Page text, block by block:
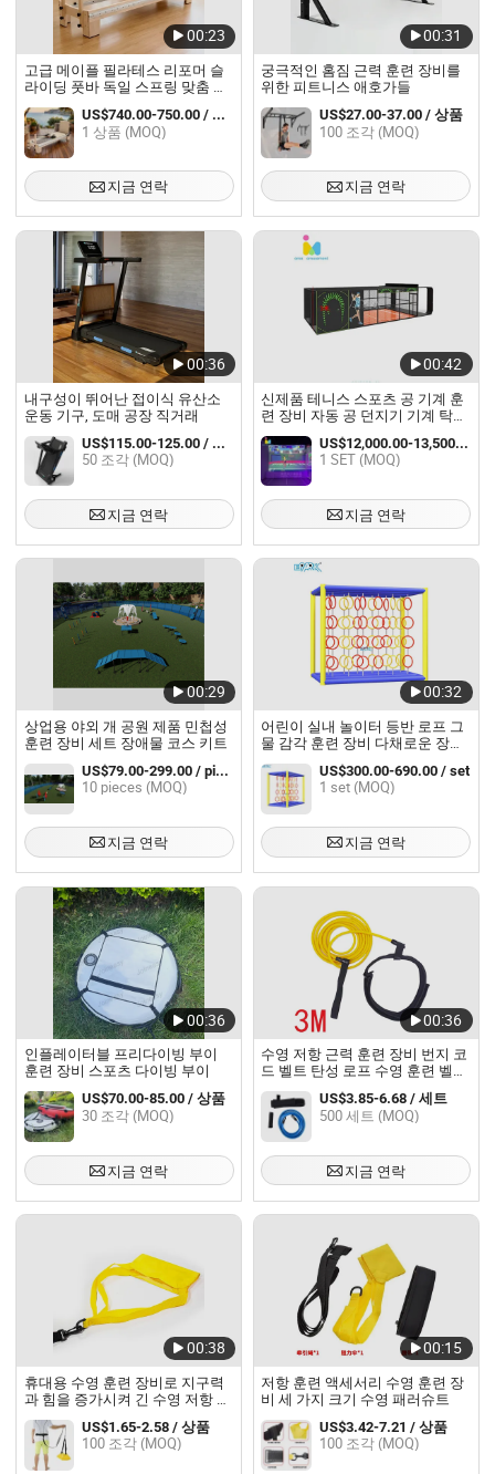
00:23
고급 메이플 필라테스 리포머 슬
라이딩 풋바 독일 스프링 맞춤 가
죽 색상 내구성 훈련 장비 공장 직
송
US$740.00-750.00 / 상품
1 상품 (MOQ)
지금 연락
00:31
궁극적인 홈짐 근력 훈련 장비를
위한 피트니스 애호가들
US$27.00-37.00 / 상품
100 조각 (MOQ)
지금 연락
00:36
내구성이 뛰어난 접이식 유산소
운동 기구, 도매 공장 직거래
US$115.00-125.00 / 상품
50 조각 (MOQ)
지금 연락
00:42
신제품 테니스 스포츠 공 기계 훈
련 장비 자동 공 던지기 기계 탁구
라켓 게임 센터
US$12,000.00-13,500.00 / SET
1 SET (MOQ)
지금 연락
00:29
상업용 야외 개 공원 제품 민첩성
훈련 장비 세트 장애물 코스 키트
US$79.00-299.00 / pieces
10 pieces (MOQ)
지금 연락
00:32
어린이 실내 놀이터 등반 로프 그
물 감각 훈련 장비 다채로운 장애
물 링 세트
US$300.00-690.00 / set
1 set (MOQ)
지금 연락
00:36
인플레이터블 프리다이빙 부이
훈련 장비 스포츠 다이빙 부이
US$70.00-85.00 / 상품
30 조각 (MOQ)
지금 연락
00:36
수영 저항 근력 훈련 장비 번지 코
드 벨트 탄성 로프 수영 훈련 벨트
세트 수영 장비 재활 훈련 장비
US$3.85-6.68 / 세트
500 세트 (MOQ)
지금 연락
00:38
휴대용 수영 훈련 장비로 지구력
과 힘을 증가시켜 긴 수영 저항 훈
련을 할 수 있습니다
US$1.65-2.58 / 상품
100 조각 (MOQ)
00:15
저항 훈련 액세서리 수영 훈련 장
비 세 가지 크기 수영 패러슈트
US$3.42-7.21 / 상품
100 조각 (MOQ)